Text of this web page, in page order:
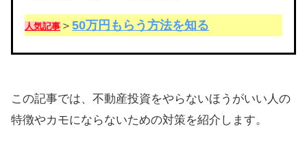
人気記事 ＞ 50万円もらう方法を知る
この記事では、不動産投資をやらないほうがいい人の
特徴やカモにならないための対策を紹介します。